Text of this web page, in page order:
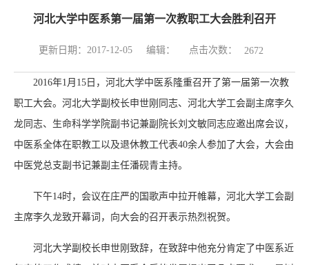
河北大学中医系第一届第一次教职工大会胜利召开
更新日期：2017-12-05 编辑： 点击次数： 2672
2016年1月15日，河北大学中医系隆重召开了第一届第一次教
职工大会。河北大学副校长申世刚同志、河北大学工会副主席李久
龙同志、生命科学学院副书记兼副院长刘文敏同志应邀出席会议，
中医系全体在职教工以及退休教工代表40余人参加了大会，大会由
中医党总支副书记兼副主任潘砚青主持。
下午14时，会议在庄严的国歌声中拉开帷幕，河北大学工会副
主席李久龙致开幕词，向大会的召开表示热烈祝贺。
河北大学副校长申世刚致辞，在致辞中他充分肯定了中医系近